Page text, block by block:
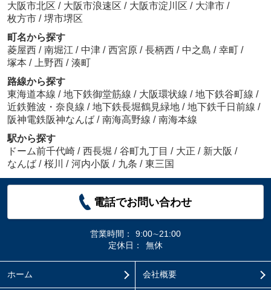
大阪市北区 / 大阪市浪速区 / 大阪市淀川区 / 大津市 /
枚方市 / 堺市堺区
町名から探す
菱屋西 / 南堀江 / 中津 / 西宮原 / 長柄西 / 中之島 / 幸町 /
塚本 / 上野西 / 湊町
路線から探す
東海道本線 / 地下鉄御堂筋線 / 大阪環状線 / 地下鉄谷町線 /
近鉄難波・奈良線 / 地下鉄長堀鶴見緑地 / 地下鉄千日前線 /
阪神電鉄阪神なんば / 南海高野線 / 南海本線
駅から探す
ドーム前千代崎 / 西長堀 / 谷町九丁目 / 大正 / 新大阪 /
なんば / 桜川 / 河内小阪 / 九条 / 東三国
電話でお問い合わせ
営業時間：
9:00∼21:00
定休日：
無休
ホーム 会社概要